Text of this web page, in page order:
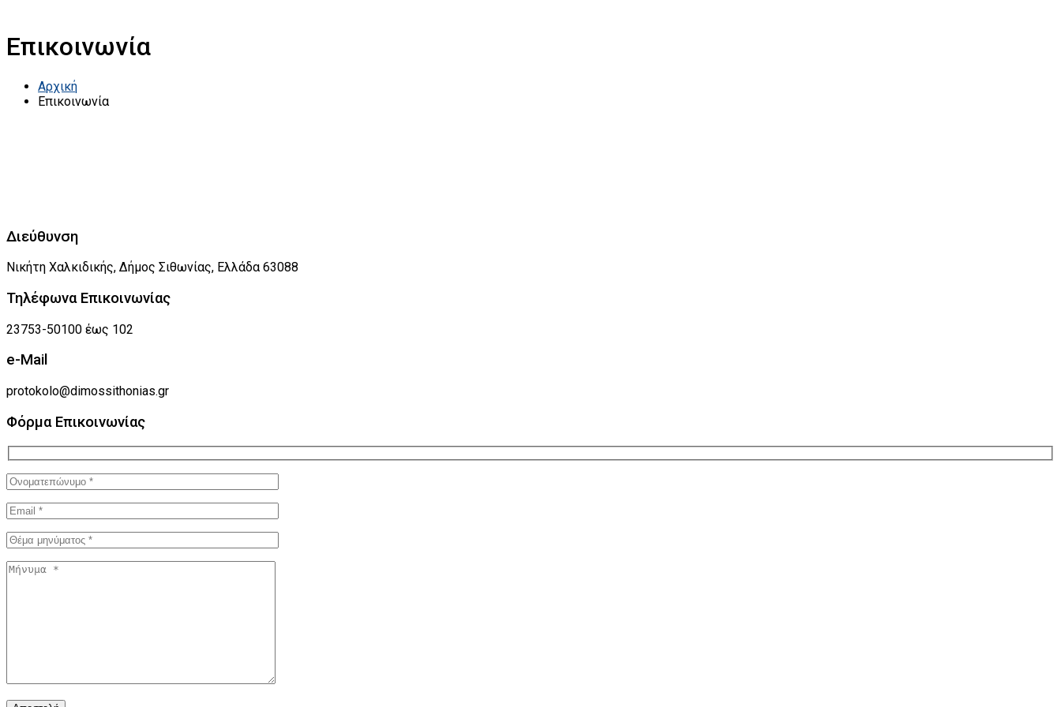
Επικοινωνία
Αρχική
Επικοινωνία
Διεύθυνση
Νικήτη Χαλκιδικής, Δήμος Σιθωνίας, Ελλάδα 63088
Τηλέφωνα Επικοινωνίας
23753-50100 έως 102
e-Mail
protokolo@dimossithonias.gr
Φόρμα Επικοινωνίας